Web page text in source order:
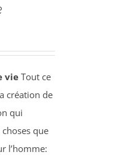
vie Tout ce
création de
qui
que
l’homme: